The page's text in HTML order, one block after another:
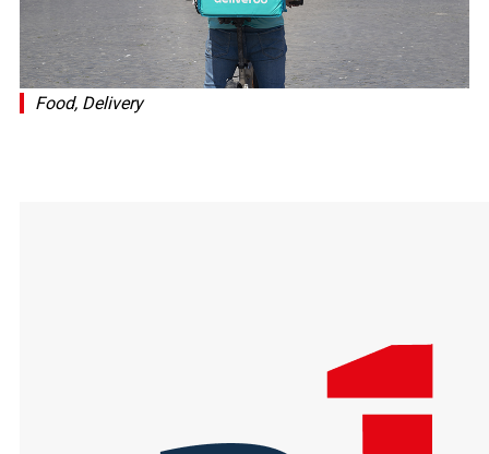
Food, Delivery